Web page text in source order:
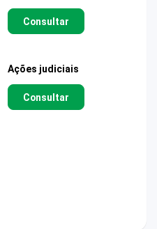
Consultar
Ações judiciais
Consultar